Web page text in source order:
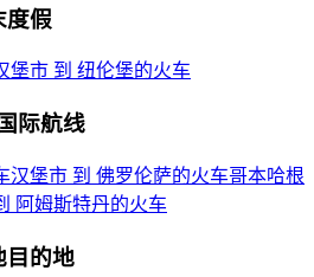
度假
堡市 到 纽伦堡的火车
际航线
汉堡市 到 佛罗伦萨的火车哥本哈根
阿姆斯特丹的火车
目的地